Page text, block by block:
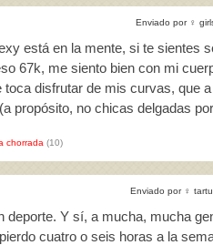
Enviado por ♀
está en la mente, si te sientes
67k, me siento bien con mi
disfrutar de mis curvas, que
propósito, no chicas delgadas
chorrada (10)
Enviado por ♀
deporte. Y sí, a mucha, mucha
cuatro o seis horas a la